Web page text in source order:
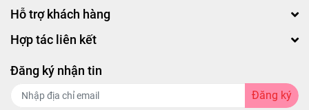
Hỗ trợ khách hàng
Hợp tác liên kết
Đăng ký nhận tin
Đăng ký